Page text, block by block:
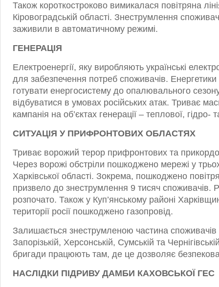
Також короткостроково вимикалася повітряна
Кіровоградській області. Знеструмлення
заживили в автоматичному режимі.
ГЕНЕРАЦІЯ
Електроенергії, яку виробляють українські
для забезпечення потреб споживачів.
готувати енергосистему до опалювального
відбуватися в умовах російських атак. Триває
кампанія на об’єктах генерації – теплової, гідро-
СИТУАЦІЯ У ПРИФРОНТОВИХ ОБЛАСТЯХ
Триває ворожий терор прифронтових та
Через ворожі обстріли пошкоджено мережі у
Харківської області. Зокрема, пошкоджено
призвело до знеструмлення 9 тисяч споживачів.
розпочато. Також у Куп’янському районі
території росії пошкоджено газопровід.
Залишається знеструмленою частина споживачів
Запорізькій, Херсонській, Сумській та
бригади працюють там, де це дозволяє безпекова
НАСЛІДКИ ПІДРИВУ ДАМБИ КАХОВСЬКОЇ ГЕС